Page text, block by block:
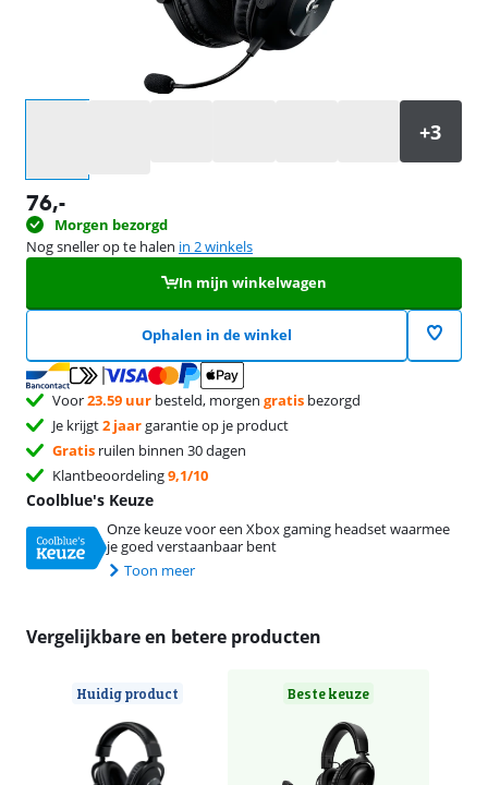
76,-
Morgen bezorgd
Nog sneller op te halen in 2 winkels
In mijn winkelwagen
Ophalen in de winkel
Voor23.59 uur besteld, morgen gratis bezorgd
Je krijgt2 jaargarantie op je product
Gratis ruilen binnen 30 dagen
Klantbeoordeling9,1/10
Coolblue's Keuze
Onze keuze voor een Xbox gaming headset waarmee
je goed verstaanbaar bent
Toon meer
Vergelijkbare en betere producten
Huidig product Beste keuze